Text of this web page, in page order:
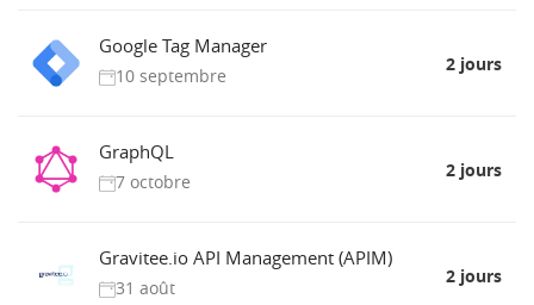
Google Tag Manager
10 septembre
2 jours
GraphQL
7 octobre
2 jours
Gravitee.io API Management (APIM)
31 août
2 jours